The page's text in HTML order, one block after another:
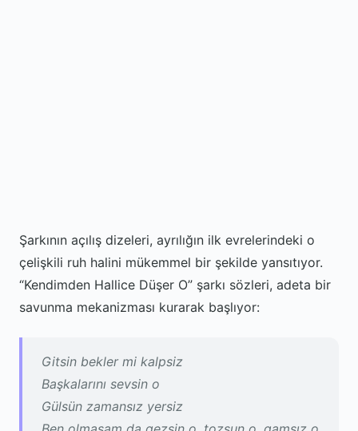
Şarkının açılış dizeleri, ayrılığın ilk evrelerindeki o
çelişkili ruh halini mükemmel bir şekilde yansıtıyor.
“Kendimden Hallice Düşer O” şarkı sözleri, adeta bir
savunma mekanizması kurarak başlıyor:
Gitsin bekler mi kalpsiz
Başkalarını sevsin o
Gülsün zamansız yersiz